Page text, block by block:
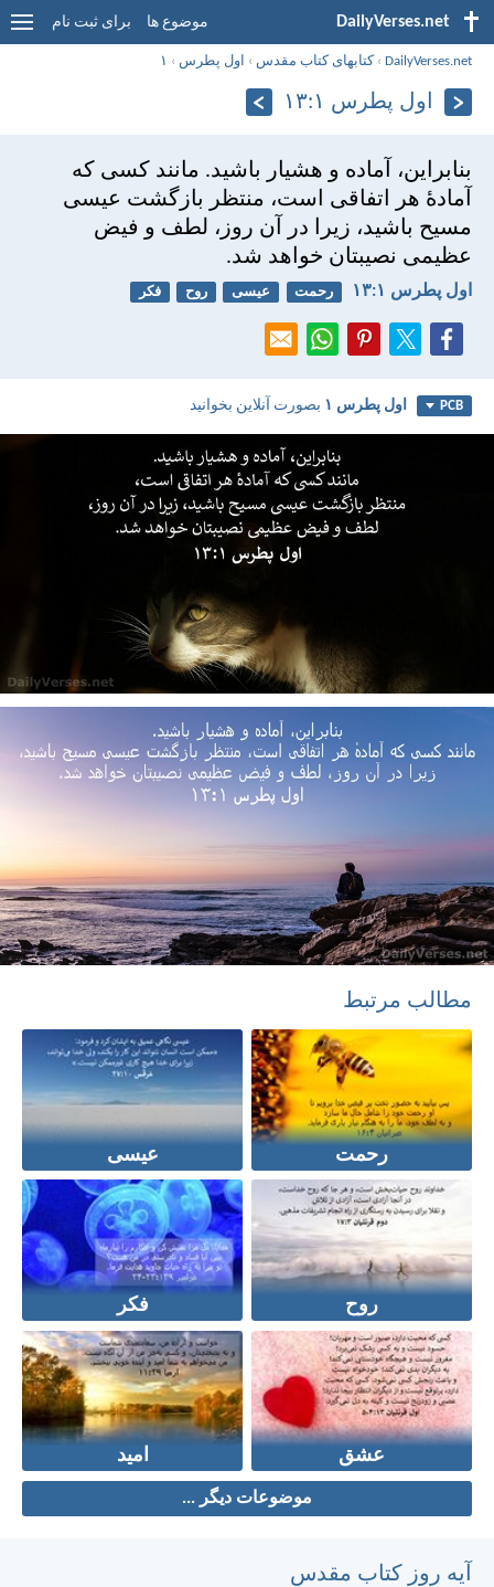
DailyVerses.net موضوع ها برای ثبت نام
DailyVerses.net
›کتابهای کتاب مقدس › اول پطرس › ۱
اول پطرس ۱:‏۱۳
بنابراين، آماده و هشيار باشيد. مانند كسی كه
آمادهٔ هر اتفاقی است، منتظر بازگشت عيسی
مسيح باشيد، زيرا در آن روز، لطف و فيض
عظيمی نصيبتان خواهد شد.
اول پطرس ۱:‏۱۳ رحمت عیسی روح فکر
PCB اول پطرس ۱ بصورت آنلاین بخوانید
مطالب مرتبط
رحمت عیسی
روح فکر
عشق امید
موضوعات دیگر ...
آیه روز کتاب مقدس